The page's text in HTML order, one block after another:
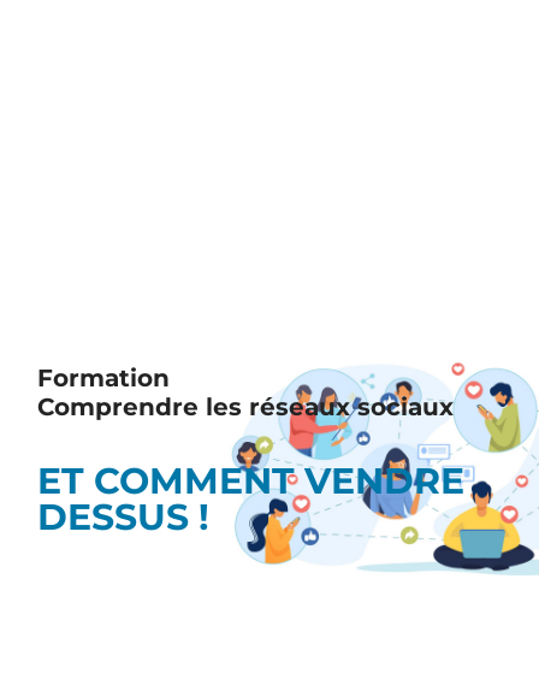
Formation
Comprendre les réseaux sociaux
ET COMMENT VENDRE
DESSUS !